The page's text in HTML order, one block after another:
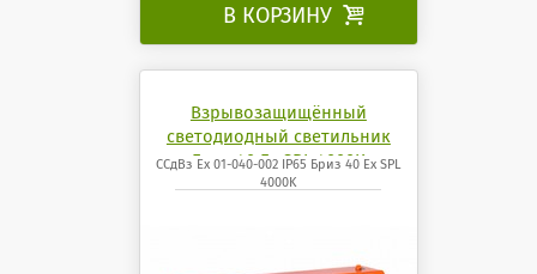
В КОРЗИНУ 
Взрывозащищённый
светодиодный светильник
Бриз 40 Ех SPL 4000K
ССдВз Ех 01-040-002 IP65 Бриз 40 Ех SPL
4000K